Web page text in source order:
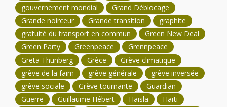
gouvernement mondial
Grand Déblocage
Grande noirceur
Grande transition
graphite
gratuité du transport en commun
Green New Deal
Green Party
Greenpeace
Grennpeace
Greta Thunberg
Grèce
Grève climatique
grève de la faim
grève générale
grève inversée
grève sociale
Grève tournante
Guardian
Guerre
Guillaume Hébert Haisla
Haïti